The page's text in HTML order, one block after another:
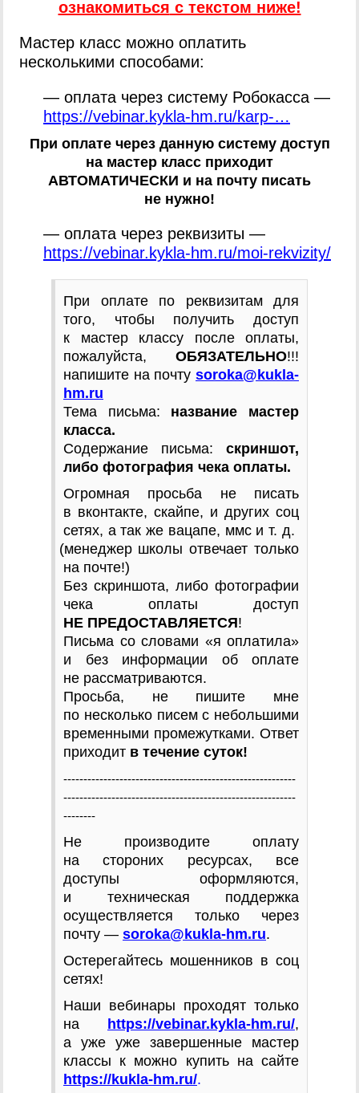
ознакомиться с текстом ниже!
Мастер класс можно оплатить
несколькими способами:
— оплата через систему Робокасса —
https://vebinar.kykla-hm.ru/karp-…
При оплате через данную систему доступ
на мастер класс приходит
АВТОМАТИЧЕСКИ и на почту писать
не нужно!
— оплата через реквизиты —
https://vebinar.kykla-hm.ru/moi-rekvizity/
При оплате по реквизитам для
того, чтобы получить доступ
к мастер классу после оплаты,
пожалуйста, ОБЯЗАТЕЛЬНО!!!
напишите на почту soroka@kukla-
hm.ru
Тема письма: название мастер
класса.
Содержание письма: скриншот,
либо фотография чека оплаты.
Огромная просьба не писать
в вконтакте, скайпе, и других соц
сетях, а так же вацапе, ммс и т. д.
(менеджер школы отвечает только
на почте!)
Без скриншота, либо фотографии
чека оплаты доступ
НЕ ПРЕДОСТАВЛЯЕТСЯ!
Письма со словами «я оплатила»
и без информации об оплате
не рассматриваются.
Просьба, не пишите мне
по несколько писем с небольшими
временными промежутками. Ответ
приходит в течение суток!
----------------------------------------------------------
----------------------------------------------------------
--------
Не производите оплату
на стороних ресурсах, все
доступы оформляются,
и техническая поддержка
осуществляется только через
почту — soroka@kukla-hm.ru.
Остерегайтесь мошенников в соц
сетях!
Наши вебинары проходят только
на https://vebinar.kykla-hm.ru/,
а уже уже завершенные мастер
классы к можно купить на сайте
https://kukla-hm.ru/.